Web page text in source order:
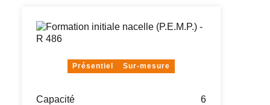
Présentiel Sur-mesure
Capacité 6